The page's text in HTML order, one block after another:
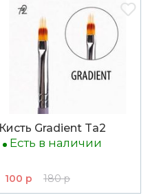
Кисть Gradient Ta2
Есть в наличии
100 р 180 р